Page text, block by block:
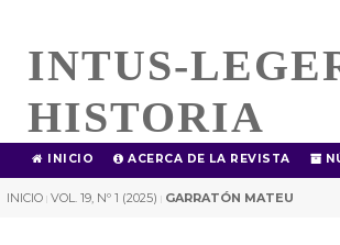
INTUS-
HISTORIA
INICIO ACERCA DE LA REVISTA
INICIO | VOL. 19, Nº 1 (2025) | GARRATÓN MATEU